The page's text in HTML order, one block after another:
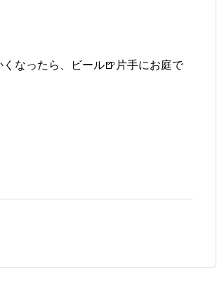
なったら、ビール🍺片手にお庭で